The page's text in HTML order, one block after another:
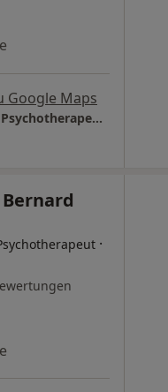
Google Maps
Praxis Katharina Zahedi Psycholog. Psychotherapeutin
·